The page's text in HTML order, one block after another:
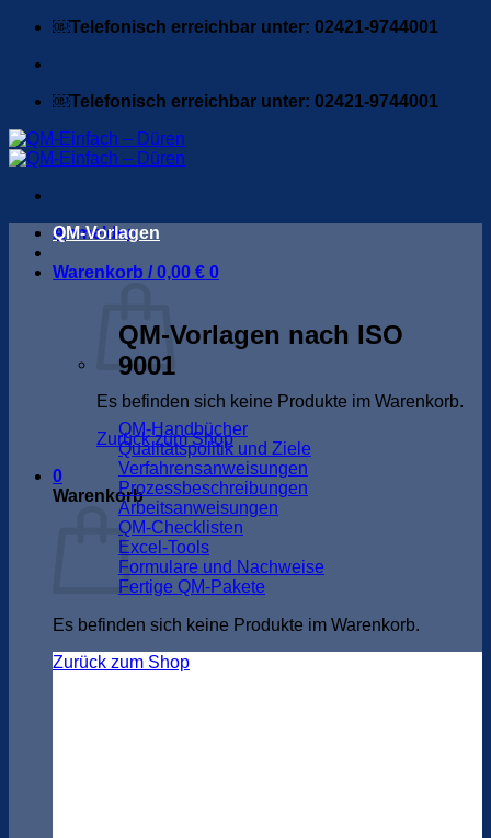
Zum
springen
￼Telefonisch erreichbar unter: 02421-9744001
￼Telefonisch erreichbar unter: 02421-9744001
Anmelden
Warenkorb / 0,00 € 0
Es befinden sich keine Produkte im Warenkorb.
Zurück zum Shop
0
Warenkorb
Es befinden sich keine Produkte im Warenkorb.
Zurück zum Shop
QM-Vorlagen
QM-Vorlagen nach ISO
9001
QM-Handbücher
Qualitätspolitik und Ziele
Verfahrensanweisungen
Prozessbeschreibungen
Arbeitsanweisungen
QM-Checklisten
Excel-Tools
Formulare und Nachweise
Fertige QM-Pakete